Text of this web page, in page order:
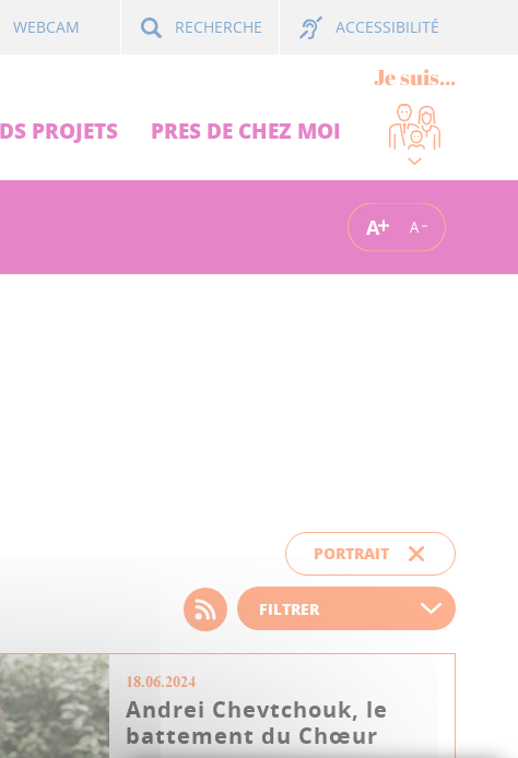
WEBCAM RECHERCHE ACCESSIBILITÉ
PROJETS PRES DE CHEZ MOI
Je suis...
A A
PORTRAIT
Choisissez votre filtre
d'actualité
18.06.2024
Andrei Chevtchouk, le
battement du Chœur